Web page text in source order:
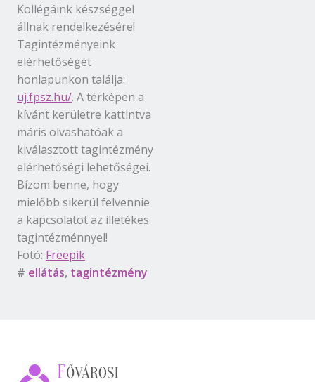
Kollégáink készséggel
állnak rendelkezésére!
Tagintézményeink
elérhetőségét
honlapunkon találja:
uj.fpsz.hu/. A térképen a
kívánt kerületre kattintva
máris olvashatóak a
kiválasztott tagintézmény
elérhetőségi lehetőségei.
Bízom benne, hogy
mielőbb sikerül felvennie
a kapcsolatot az illetékes
tagintézménnyel!
Fotó: Freepik
# ellátás, tagintézmény